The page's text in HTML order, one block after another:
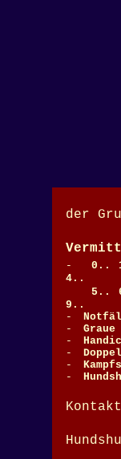
der
- 0..
4..
5..
9..
-
-
Graue
-
-
-
-
Kontakt